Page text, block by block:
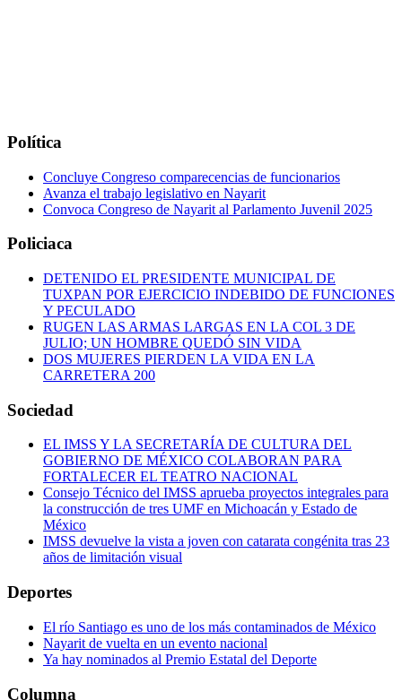
Política
Concluye Congreso comparecencias de funcionarios
Avanza el trabajo legislativo en Nayarit
Convoca Congreso de Nayarit al Parlamento Juvenil 2025
Policiaca
DETENIDO EL PRESIDENTE MUNICIPAL DE
TUXPAN POR EJERCICIO INDEBIDO DE FUNCIONES
Y PECULADO
RUGEN LAS ARMAS LARGAS EN LA COL 3 DE
JULIO; UN HOMBRE QUEDÓ SIN VIDA
DOS MUJERES PIERDEN LA VIDA EN LA
CARRETERA 200
Sociedad
EL IMSS Y LA SECRETARÍA DE CULTURA DEL
GOBIERNO DE MÉXICO COLABORAN PARA
FORTALECER EL TEATRO NACIONAL
Consejo Técnico del IMSS aprueba proyectos integrales para
la construcción de tres UMF en Michoacán y Estado de
México
IMSS devuelve la vista a joven con catarata congénita tras 23
años de limitación visual
Deportes
El río Santiago es uno de los más contaminados de México
Nayarit de vuelta en un evento nacional
Ya hay nominados al Premio Estatal del Deporte
Columna